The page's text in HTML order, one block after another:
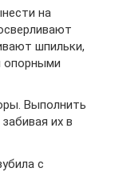
на
шпильки,
опорными
Выполнить
их в
с